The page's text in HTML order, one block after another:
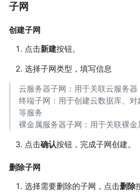
子网
创建子网
点击新建按钮。
选择子网类型，填写信息
云服务器子网：用于关联云服务器
终端子网：用于创建云数据库、
等服务
裸金属服务器子网：用于关联裸金
点击确认按钮，完成子网创建。
删除子网
选择需要删除的子网，点击删除